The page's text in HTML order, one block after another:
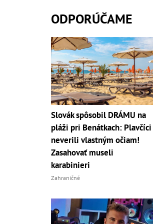
ODPORÚČAME
Slovák spôsobil DRÁMU na
pláži pri Benátkach: Plavčíci
neverili vlastným očiam!
Zasahovať museli
karabinieri
Zahraničné